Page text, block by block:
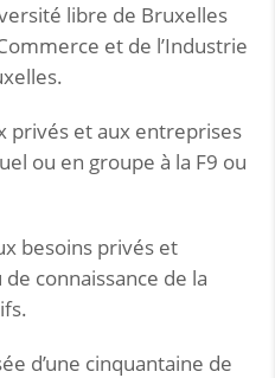
libre de Bruxelles
et de l’Industrie
privés et aux entreprises
ou en groupe à la F9 ou
besoins privés et
connaissance de la
d’une cinquantaine de